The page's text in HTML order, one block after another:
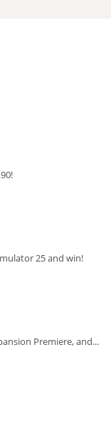
25 and win!
Premiere, and...